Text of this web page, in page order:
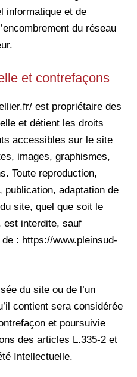
informatique et de
du réseau
et contrefaçons
est propriétaire des
et détient les droits
accessibles sur le site
images, graphismes,
Toute reproduction,
publication, adaptation de
site, quel que soit le
est interdite, sauf
: https://www.pleinsud-
du site ou de l’un
contient sera considérée
et poursuivie
des articles L.335-2 et
Intellectuelle.